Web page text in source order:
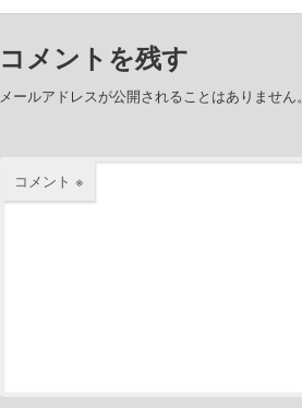
コメントを残す
メールアドレスが公開されることはありません。
コメント ※